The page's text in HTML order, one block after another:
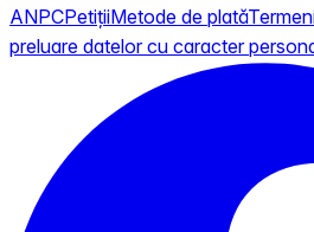
ANPCPetițiiMetode de plată
preluare datelor cu caracter